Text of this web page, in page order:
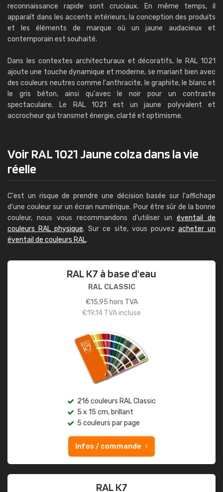
reconnaissance rapide sont cruciaux. En même temps, il
apparaît dans les accents intérieurs, la conception des produits
et les éléments de marque où un jaune audacieux et
contemporain est souhaité.
Dans les contextes architecturaux et décoratifs, le RAL 1021
ajoute une touche dynamique et moderne, se mariant bien avec
des couleurs neutres comme l'anthracite, le graphite, le blanc et
le gris béton, ainsi qu'avec le noir pour un contraste
spectaculaire. Le RAL 1021 est un jaune polyvalent et
accrocheur qui transmet énergie, clarté et optimisme.
Voir RAL 1021 Jaune colza dans la vie
réelle
C'est un risque de prendre une décision basée sur l'affichage
d'une couleur sur un écran numérique. Pour être sûr de la bonne
couleur, nous vous recommandons d'utiliser un éventail de
couleurs RAL physique. Sur ce site, vous pouvez acheter un
éventail de couleurs RAL.
RAL K7 à base d'eau
RAL CLASSIC
€15,95 hors TVA
€19,14 TVA incluse
216 couleurs RAL Classic
5 x 15 cm, brillant
5 couleurs par page
Infos / commande
RAL K7